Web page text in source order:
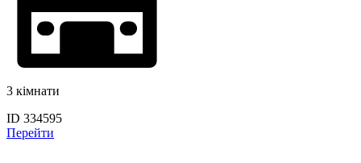
3 кімнати
ID 334595
Перейти